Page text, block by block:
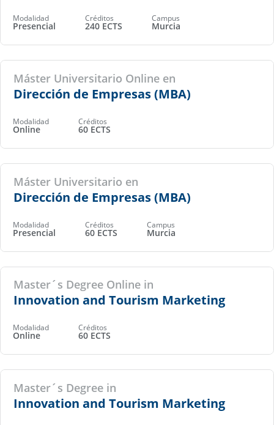
Modalidad
Presencial
Créditos
240 ECTS
Campus
Murcia
Máster Universitario Online en
Dirección de Empresas (MBA)
Modalidad
Online
Créditos
60 ECTS
Máster Universitario en
Dirección de Empresas (MBA)
Modalidad
Presencial
Créditos
60 ECTS
Campus
Murcia
Master´s Degree Online in
Innovation and Tourism Marketing
Modalidad
Online
Créditos
60 ECTS
Master´s Degree in
Innovation and Tourism Marketing